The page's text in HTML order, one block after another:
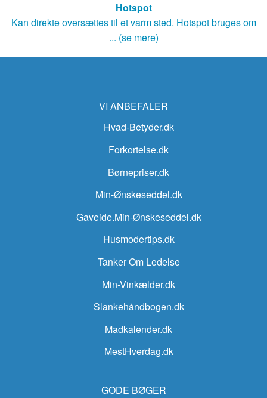
Hotspot
Kan direkte oversættes til et varm sted. Hotspot bruges om
... (se mere)
VI ANBEFALER
Hvad-Betyder.dk
Forkortelse.dk
Børnepriser.dk
Min-Ønskeseddel.dk
Gaveide.Min-Ønskeseddel.dk
Husmodertips.dk
Tanker Om Ledelse
Min-Vinkælder.dk
Slankehåndbogen.dk
Madkalender.dk
MestHverdag.dk
GODE BØGER